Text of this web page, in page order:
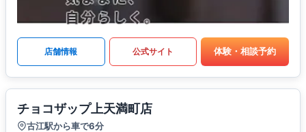
店舗情報 公式サイト 体験・相談予約
チョコザップ上天満町店
古江駅から車で6分